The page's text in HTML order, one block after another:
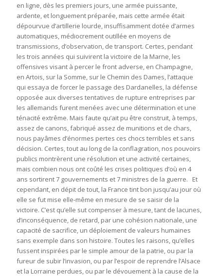
en ligne, dès les premiers jours, une armée puissante,
ardente, et longuement préparée, mais cette armée était
dépourvue d’artillerie lourde, insuffisamment dotée d’armes
automatiques, médiocrement outillée en moyens de
transmissions, d’observation, de transport. Certes, pendant
les trois années qui suivirent la victoire de la Marne, les
offensives visant à percer le front adverse, en Champagne,
en Artois, sur la Somme, sur le Chemin des Dames, l’attaque
qui essaya de forcer le passage des Dardanelles, la défense
opposée aux diverses tentatives de rupture entreprises par
les allemands furent menées avec une détermination et une
ténacité extrême. Mais faute qu’ait pu être construit, à temps,
assez de canons, fabriqué assez de munitions et de chars,
nous payâmes d’énormes pertes ces chocs terribles et sans
décision. Certes, tout au long de la conflagration, nos pouvoirs
publics montrèrent une résolution et une activité certaines,
mais combien nous ont coûté les crises politiques d’où en 4
ans sortirent 7 gouvernements et 7 ministres de la guerre. Et
cependant, en dépit de tout, la France tint bon jusqu’au jour où
elle se fut mise elle-même en mesure de se saisir de la
victoire. C’est qu’elle sut compenser à mesure, tant de lacunes,
d’inconséquence, de retard, par une cohésion nationale, une
capacité de sacrifice, un déploiement de valeurs humaines
sans exemple dans son histoire. Toutes les raisons, qu’elles
fussent inspirées par le simple amour de la patrie, ou par la
fureur de subir l’invasion, ou par l’espoir de reprendre l’Alsace
et la Lorraine perdues, ou par le dévouement à la cause de la